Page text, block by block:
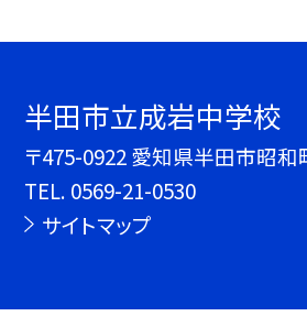
半田市立成岩中学校
〒475-0922 愛知県半田市昭和
TEL. 0569-21-0530
サイトマップ